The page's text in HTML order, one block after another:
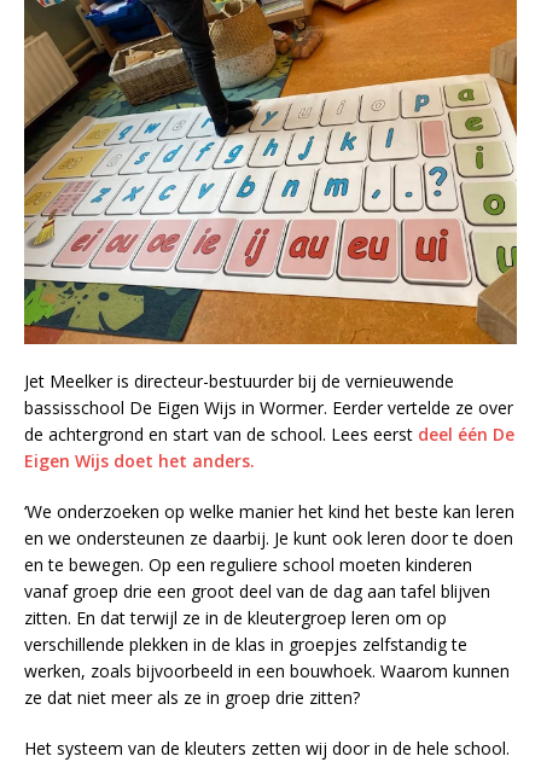
Jet Meelker is directeur-bestuurder bij de vernieuwende
bassisschool De Eigen Wijs in Wormer. Eerder vertelde ze over
de achtergrond en start van de school. Lees eerst deel één De
Eigen Wijs doet het anders.
‘We onderzoeken op welke manier het kind het beste kan leren
en we ondersteunen ze daarbij. Je kunt ook leren door te doen
en te bewegen. Op een reguliere school moeten kinderen
vanaf groep drie een groot deel van de dag aan tafel blijven
zitten. En dat terwijl ze in de kleutergroep leren om op
verschillende plekken in de klas in groepjes zelfstandig te
werken, zoals bijvoorbeeld in een bouwhoek. Waarom kunnen
ze dat niet meer als ze in groep drie zitten?
Het systeem van de kleuters zetten wij door in de hele school.